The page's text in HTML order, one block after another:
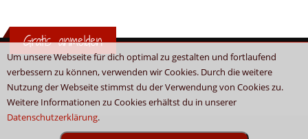
Um unsere Webseite für dich optimal zu gestalten und fortlaufend
verbessern zu können, verwenden wir Cookies. Durch die weitere
Nutzung der Webseite stimmst du der Verwendung von Cookies zu.
Weitere Informationen zu Cookies erhältst du in unserer
Datenschutzerklärung.
Gratis anmelden